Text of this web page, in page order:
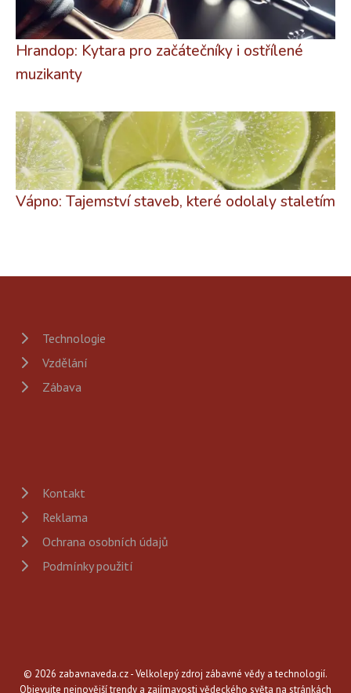
Hrandop: Kytara pro začátečníky i ostřílené
muzikanty
Vápno: Tajemství staveb, které odolaly staletím
Technologie
Vzdělání
Zábava
Kontakt
Reklama
Ochrana osobních údajů
Podmínky použití
© 2026 zabavnaveda.cz - Velkolepý zdroj zábavné vědy a technologií.
Objevujte nejnovější trendy a zajímavosti vědeckého světa na stránkách